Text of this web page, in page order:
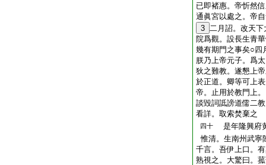
已即褚惠。帝忻然
通眞宮以處之。帝
3 二月詔。改天
院爲觀。設長生青
幾有期門之事矣○四
朕乃上帝元子。爲
狄之難教。遂懇上
於正道。卿等可上
帝。止用於教門上
談毀詞詆謗道儒二
看詳。取索焚棄之
四十
是年隆興府
惟清。生南州武寧
千言。吾伊上口。
熟視之。大驚曰。